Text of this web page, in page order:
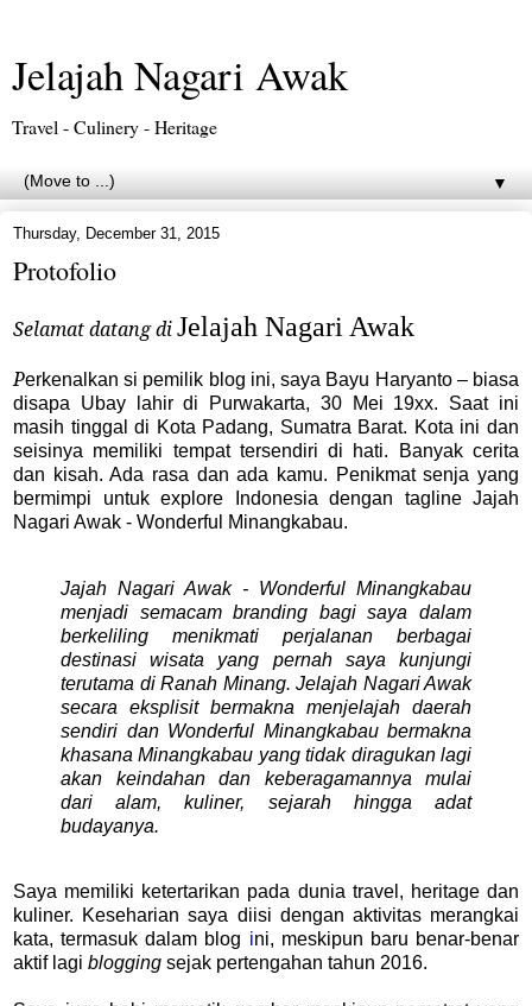
Jelajah Nagari Awak
Travel - Culinery - Heritage
▼
Thursday, December 31, 2015
Protofolio
Selamat datang diJelajah Nagari Awak
Perkenalkan si pemilik blog ini, saya Bayu Haryanto – biasa
disapa Ubay lahir di Purwakarta, 30 Mei 19xx. Saat ini
masih tinggal di Kota Padang, Sumatra Barat. Kota ini dan
seisinya memiliki tempat tersendiri di hati. Banyak cerita
dan kisah. Ada rasa dan ada kamu. Penikmat senja yang
bermimpi untuk explore Indonesia dengan tagline Jajah
Nagari Awak - Wonderful Minangkabau.
Jajah Nagari Awak - Wonderful Minangkabau
menjadi semacam branding bagi saya dalam
berkeliling menikmati perjalanan berbagai
destinasi wisata yang pernah saya kunjungi
terutama di Ranah Minang. Jelajah Nagari Awak
secara eksplisit bermakna menjelajah daerah
sendiri dan Wonderful Minangkabau bermakna
khasana Minangkabau yang tidak diragukan lagi
akan keindahan dan keberagamannya mulai
dari alam, kuliner, sejarah hingga adat
budayanya.
Saya memiliki ketertarikan pada dunia travel, heritage dan
kuliner. Keseharian saya diisi dengan aktivitas merangkai
kata, termasuk dalam blog ini, meskipun baru benar-benar
aktif lagi blogging sejak pertengahan tahun 2016.